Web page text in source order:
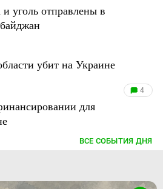
уголь отправлены в
убит на Украине
4
для
ВСЕ СОБЫТИЯ ДНЯ